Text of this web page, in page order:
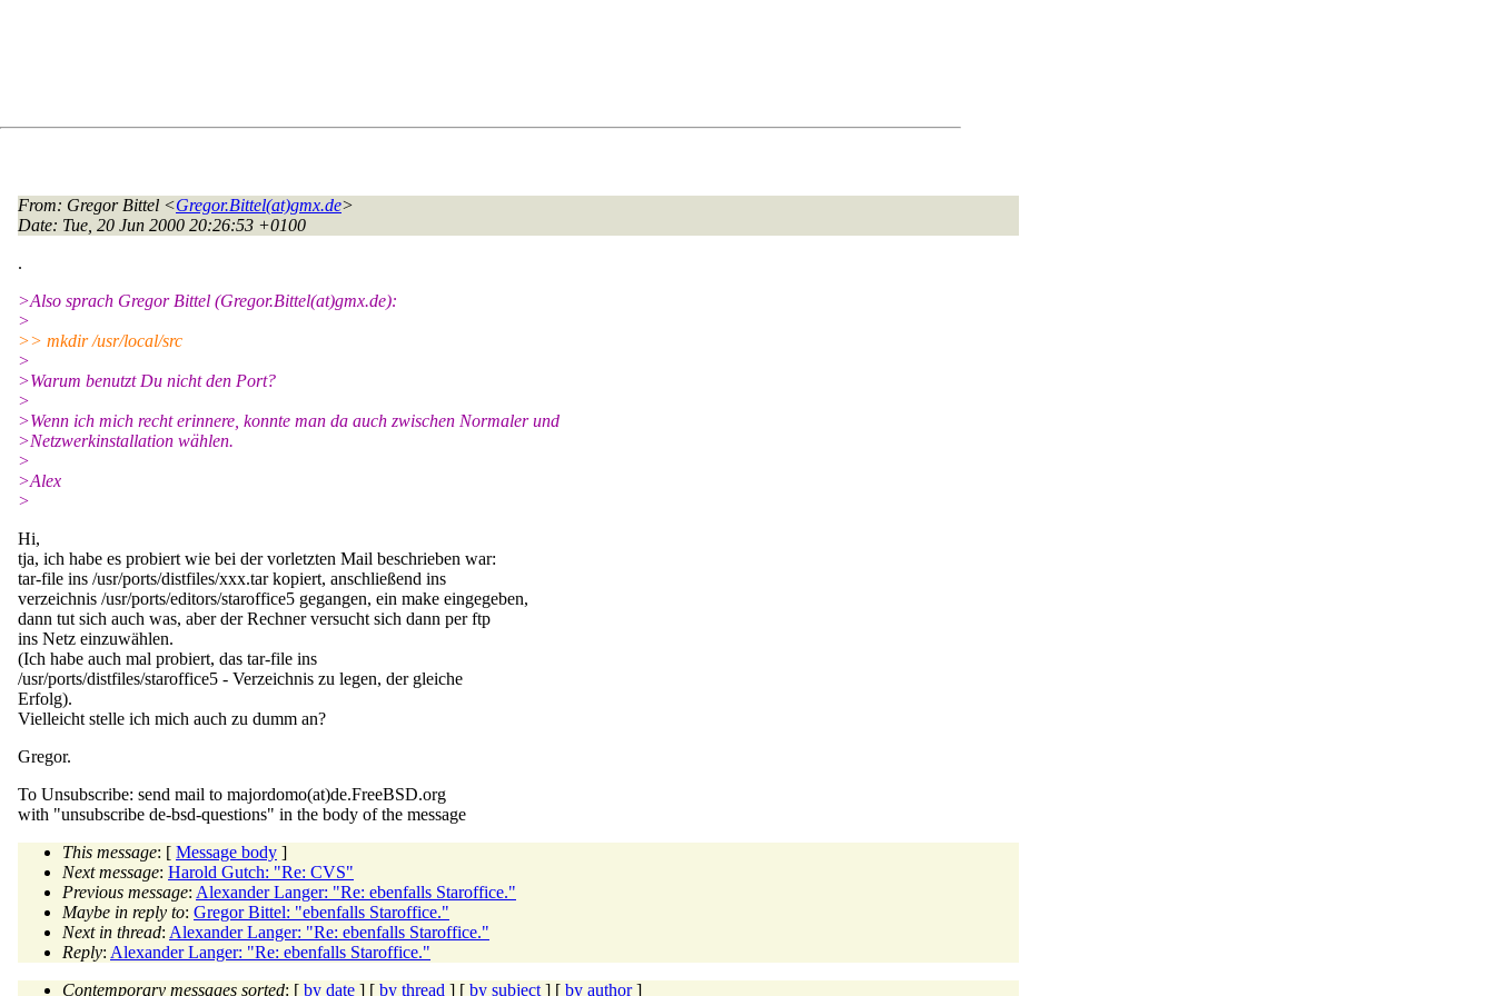
From: Gregor Bittel <Gregor.Bittel(at)gmx.de>
Date: Tue, 20 Jun 2000 20:26:53 +0100
.
>Also sprach Gregor Bittel (Gregor.Bittel(at)gmx.de):
>
>> mkdir /usr/local/src
>
>Warum benutzt Du nicht den Port?
>
>Wenn ich mich recht erinnere, konnte man da auch zwischen Normaler und
>Netzwerkinstallation wählen.
>
>Alex
>
Hi,
tja, ich habe es probiert wie bei der vorletzten Mail beschrieben war:
tar-file ins /usr/ports/distfiles/xxx.tar kopiert, anschließend ins
verzeichnis /usr/ports/editors/staroffice5 gegangen, ein make eingegeben,
dann tut sich auch was, aber der Rechner versucht sich dann per ftp
ins Netz einzuwählen.
(Ich habe auch mal probiert, das tar-file ins
/usr/ports/distfiles/staroffice5 - Verzeichnis zu legen, der gleiche
Erfolg).
Vielleicht stelle ich mich auch zu dumm an?
Gregor.
To Unsubscribe: send mail to majordomo(at)de.FreeBSD.org
with "unsubscribe de-bsd-questions" in the body of the message
This message: [ Message body ]
Next message: Harold Gutch: "Re: CVS"
Previous message: Alexander Langer: "Re: ebenfalls Staroffice."
Maybe in reply to: Gregor Bittel: "ebenfalls Staroffice."
Next in thread: Alexander Langer: "Re: ebenfalls Staroffice."
Reply: Alexander Langer: "Re: ebenfalls Staroffice."
Contemporary messages sorted: [ by date ] [ by thread ] [ by subject ] [ by author]